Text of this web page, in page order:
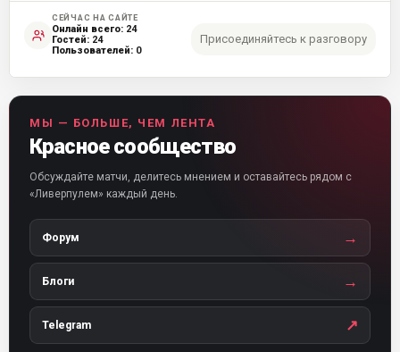
СЕЙЧАС НА САЙТЕ
Онлайн всего: 24
Гостей: 24
Пользователей: 0
Присоединяйтесь к разговору
МЫ — БОЛЬШЕ, ЧЕМ ЛЕНТА
Красное сообщество
Обсуждайте матчи, делитесь мнением и оставайтесь рядом с
«Ливерпулем» каждый день.
Форум →
Блоги →
Telegram ↗